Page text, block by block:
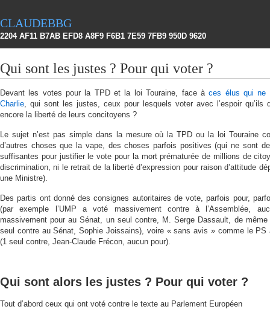
claudebbg
2204 AF11 B7AB EFD8 A8F9 F6B1 7E59 7FB9 950D 9620
Qui sont les justes ? Pour qui voter ?
Devant les votes pour la TPD et la loi Touraine, face àces élus qui ne
Charlie, qui sont les justes, ceux pour lesquels voter avec l’espoir qu’ils
encore la liberté de leurs concitoyens ?
Le sujet n’est pas simple dans la mesure où la TPD ou la loi Touraine
d’autres choses que la vape, des choses parfois positives (qui ne sont
suffisantes pour justifier le vote pour la mort prématurée de millions de
discrimination, ni le retrait de la liberté d’expression pour raison d’attitude
une Ministre).
Des partis ont donné des consignes autoritaires de vote, parfois pour,
(par exemple l’UMP a voté massivement contre à l’Assemblée,
massivement pour au Sénat, un seul contre, M. Serge Dassault, de même
seul contre au Sénat, Sophie Joissains), voire « sans avis » comme le PS
(1 seul contre, Jean-Claude Frécon, aucun pour).
Qui sont alors les justes ? Pour qui voter ?
Tout d’abord ceux qui ont voté contre le texte au Parlement Européen